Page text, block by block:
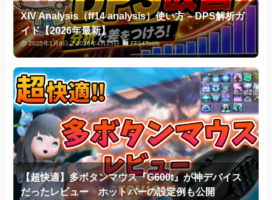
XIV Analysis（ff14 analysis）使い方 – DPS解析ガ
イド【2026年最新】
2025年1月8日 2026年4月25日 FF14Tools
【超快適】多ボタンマウス『G600t』が神デバイス
だったレビュー ホットバーの設定例も公開